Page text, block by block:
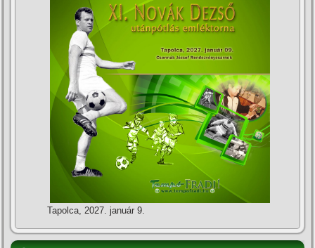
Tapolca, 2027. január 9.